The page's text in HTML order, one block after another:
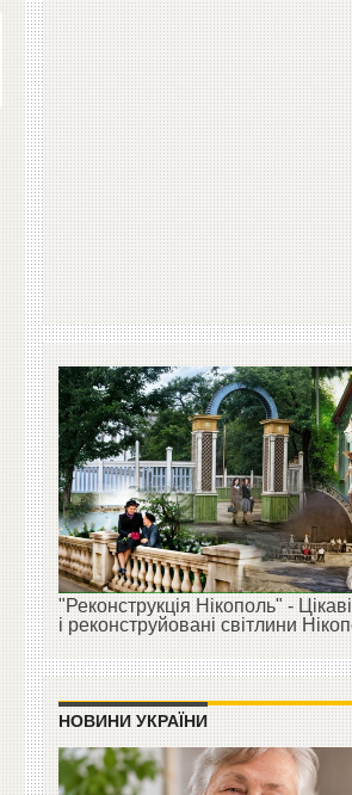
"Реконструкція Нікополь" -
і реконструйовані світлини
НОВИНИ УКРАЇНИ